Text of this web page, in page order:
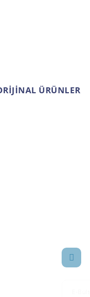
ÜRÜNLER